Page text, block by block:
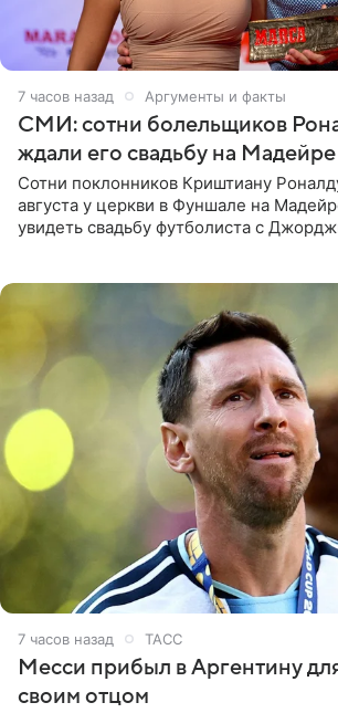
7 часов назад Аргументы и факты
СМИ: сотни болельщиков
ждали его свадьбу на Мадейре
Сотни поклонников Криштиану
августа у церкви в Фуншале на
увидеть свадьбу футболиста с
7 часов назад ТАСС
Месси прибыл в Аргентину
своим отцом